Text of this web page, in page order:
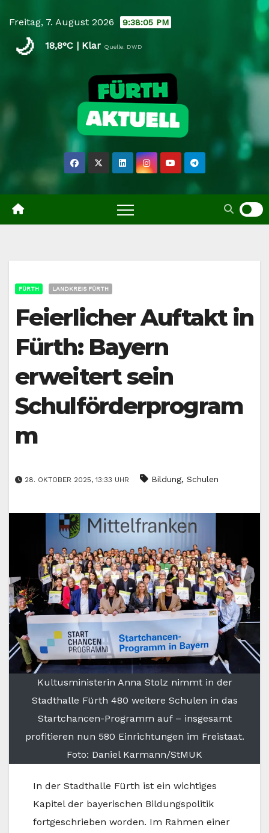
content
Freitag, 7. August 2026 9:38:06 PM
🌙 18,8°C | Klar Quelle: DWD
FÜRTH LANDKREIS FÜRTH
Feierlicher Auftakt in
Fürth: Bayern
erweitert sein
Schulförderprogram
m
28. OKTOBER 2025, 13:33 UHR Bildung, Schulen
Kultusministerin Anna Stolz nimmt in der
Stadthalle Fürth 480 weitere Schulen in das
Startchancen-Programm auf – insgesamt
profitieren nun 580 Einrichtungen im Freistaat.
Foto: Daniel Karmann/StMUK
In der Stadthalle Fürth ist ein wichtiges
Kapitel der bayerischen Bildungspolitik
fortgeschrieben worden. Im Rahmen einer